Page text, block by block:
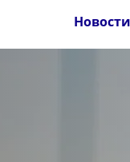
Новости